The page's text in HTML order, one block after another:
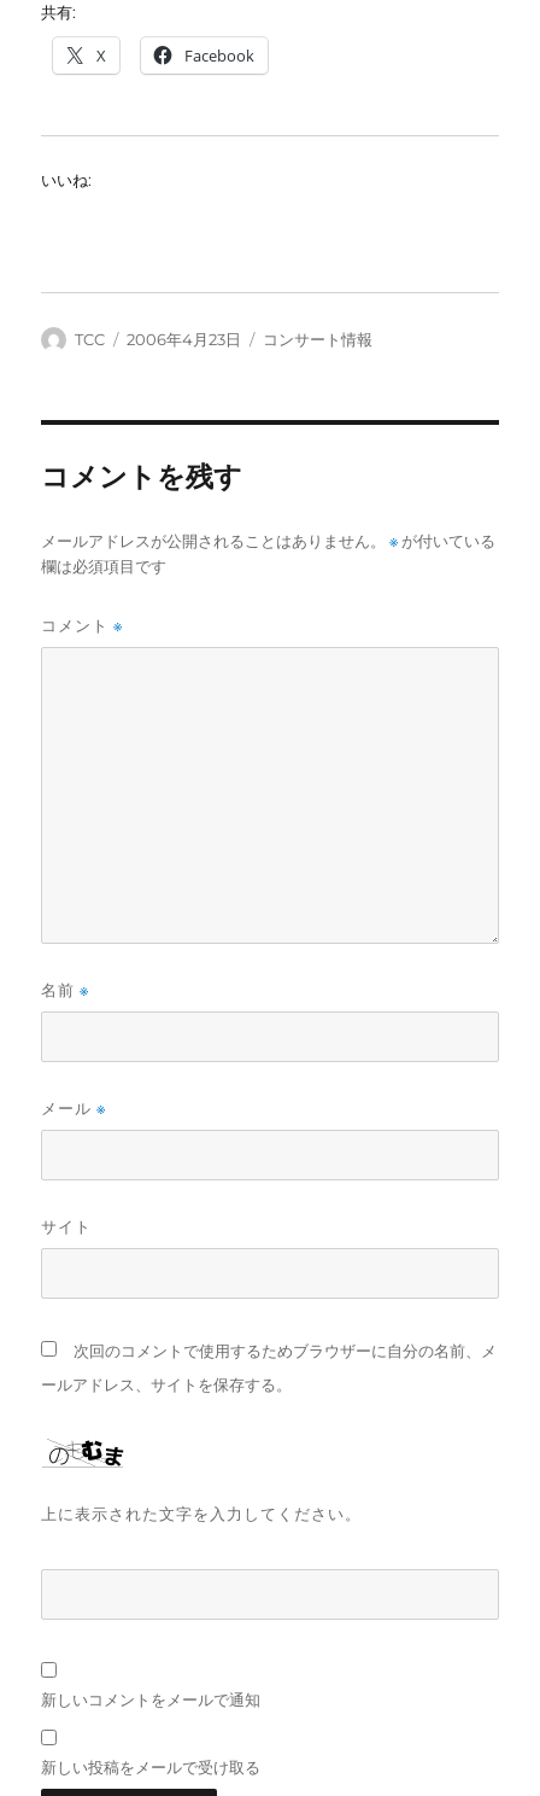
共有:
X Facebook
いいね:
投
TCC
投
2006年4月23日
カ
コンサート情報
コメントを残す
メールアドレスが公開されることはありません。 ※ が付いている
欄は必須項目です
コメント※
名前※
メール※
サイト
次回のコメントで使用するためブラウザーに自分の名前、メ
ールアドレス、サイトを保存する。
上に表示された文字を入力してください。
新しいコメントをメールで通知
新しい投稿をメールで受け取る